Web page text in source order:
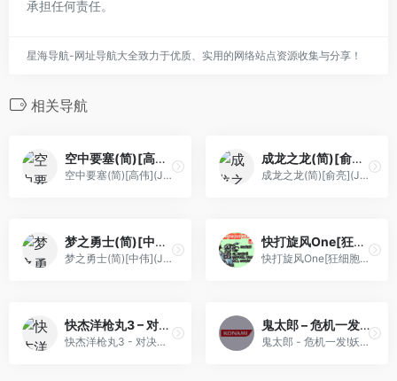
承担任何责任。
星海导航-网址导航大全致力于优质、实用的网络站点资源收集与分享！
相关导航
空中要塞(简)[高伟](JP)[STG](2Mb)
空中要塞(简)[高伟](JP)[STG](2Mb)
成龙之龙(简)[俞亮](JP)[ACT](2Mb)
成龙之龙(简)[俞亮](JP)[ACT](2Mb)
梦之勇士(简)[中伟](JP)[ACT](2Mb)
梦之勇士(简)[中伟](JP)[ACT](2Mb)
快打旋风One[狂细胞](简)(JP)(32.22Mb)
快打旋风One[狂细胞](简)(JP)(32.22Mb)
快杰洋枪丸3 – 对决！相凌轩(简)[高伟](JP)[ACT](2Mb)
快杰洋枪丸3 - 对决！相凌轩(简)[高伟](JP)[ACT](2Mb)
鬼太郎 – 危机一发!妖怪列岛[混沌星辰](简)(JP)(128Mb)
鬼太郎 - 危机一发!妖怪列岛[混沌星辰](简)(JP)(128Mb)